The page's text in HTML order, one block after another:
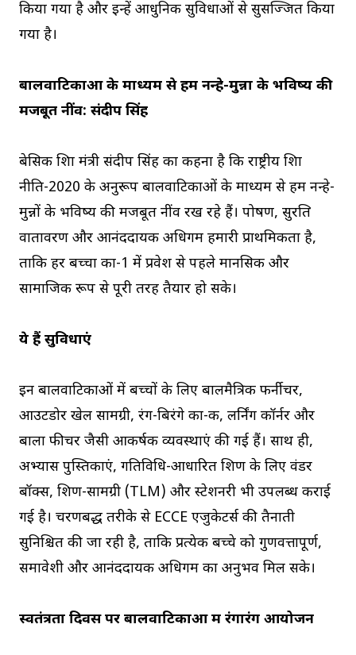
किया गया है और इन्हें आधुनिक सुविधाओं से सुसज्जित किया
गया है।
बालवाटिकाओं के माध्यम से हम नन्हे-मुन्नों के भविष्य की
मजबूत नींव: संदीप सिंह
बेसिक शिक्षा मंत्री संदीप सिंह का कहना है कि राष्ट्रीय शिक्षा
नीति-2020 के अनुरूप बालवाटिकाओं के माध्यम से हम नन्हे-
मुन्नों के भविष्य की मजबूत नींव रख रहे हैं। पोषण, सुरक्षित
वातावरण और आनंददायक अधिगम हमारी प्राथमिकता है,
ताकि हर बच्चा कक्षा-1 में प्रवेश से पहले मानसिक और
सामाजिक रूप से पूरी तरह तैयार हो सके।
ये हैं सुविधाएं
इन बालवाटिकाओं में बच्चों के लिए बालमैत्रिक फर्नीचर,
आउटडोर खेल सामग्री, रंग-बिरंगे कक्षा-कक्ष, लर्निंग कॉर्नर और
बाला फीचर जैसी आकर्षक व्यवस्थाएं की गई हैं। साथ ही,
अभ्यास पुस्तिकाएं, गतिविधि-आधारित शिक्षण के लिए वंडर
बॉक्स, शिक्षण-सामग्री (TLM) और स्टेशनरी भी उपलब्ध कराई
गई है। चरणबद्ध तरीके से ECCE एजुकेटर्स की तैनाती
सुनिश्चित की जा रही है, ताकि प्रत्येक बच्चे को गुणवत्तापूर्ण,
समावेशी और आनंददायक अधिगम का अनुभव मिल सके।
स्वतंत्रता दिवस पर बालवाटिकाओं में रंगारंग आयोजन